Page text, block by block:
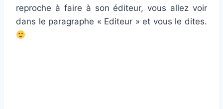
reproche à faire à son éditeur, vous allez voir
dans le paragraphe « Editeur » et vous le dites.